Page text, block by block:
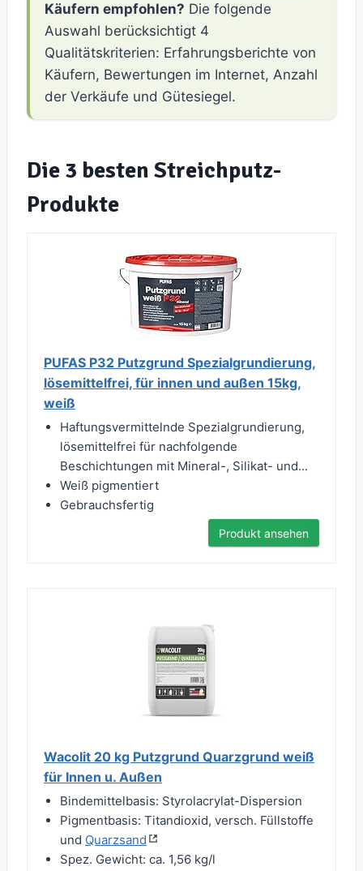
Käufern empfohlen? Die folgende
Auswahl berücksichtigt 4
Qualitätskriterien: Erfahrungsberichte von
Käufern, Bewertungen im Internet, Anzahl
der Verkäufe und Gütesiegel.
Die 3 besten Streichputz-
Produkte
PUFAS P32 Putzgrund Spezialgrundierung,
lösemittelfrei, für innen und außen 15kg,
weiß
Haftungsvermittelnde Spezialgrundierung,
lösemittelfrei für nachfolgende
Beschichtungen mit Mineral-, Silikat- und...
Weiß pigmentiert
Gebrauchsfertig
Produkt ansehen
Wacolit 20 kg Putzgrund Quarzgrund weiß
für Innen u. Außen
Bindemittelbasis: Styrolacrylat-Dispersion
Pigmentbasis: Titandioxid, versch. Füllstoffe
und Quarzsand
Spez. Gewicht: ca. 1,56 kg/l